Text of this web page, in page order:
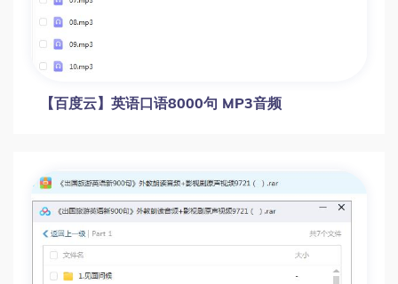
【百度云】英语口语8000句 MP3音频